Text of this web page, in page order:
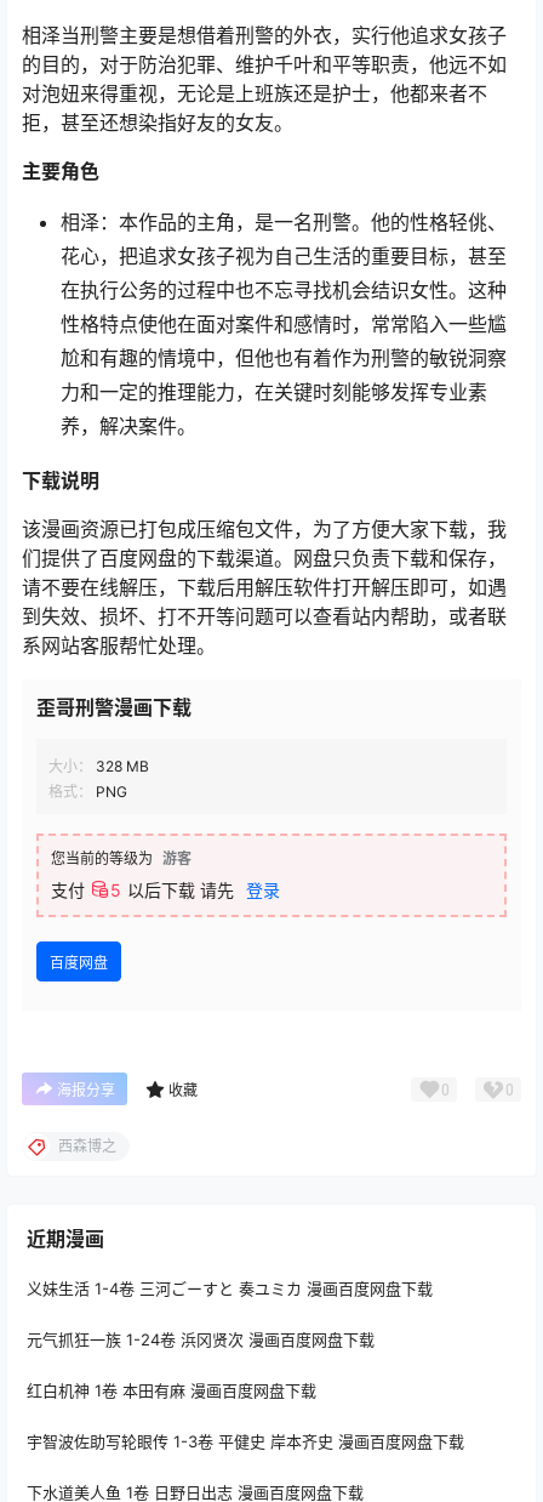
相泽当刑警主要是想借着刑警的外衣，实行他追求女孩子
的目的，对于防治犯罪、维护千叶和平等职责，他远不如
对泡妞来得重视，无论是上班族还是护士，他都来者不
拒，甚至还想染指好友的女友。
主要角色
相泽：本作品的主角，是一名刑警。他的性格轻佻、
花心，把追求女孩子视为自己生活的重要目标，甚至
在执行公务的过程中也不忘寻找机会结识女性。这种
性格特点使他在面对案件和感情时，常常陷入一些尴
尬和有趣的情境中，但他也有着作为刑警的敏锐洞察
力和一定的推理能力，在关键时刻能够发挥专业素
养，解决案件。
下载说明
该漫画资源已打包成压缩包文件，为了方便大家下载，我
们提供了百度网盘的下载渠道。网盘只负责下载和保存，
请不要在线解压，下载后用解压软件打开解压即可，如遇
到失效、损坏、打不开等问题可以查看站内帮助，或者联
系网站客服帮忙处理。
歪哥刑警漫画下载
大小：
328 MB
格式：
PNG
您当前的等级为 游客
支付 5 以后下载 请先 登录
百度网盘
海报分享 收藏 0 0
西森博之
近期漫画
义妹生活 1-4卷 三河ごーすと 奏ユミカ 漫画百度网盘下载
元气抓狂一族 1-24卷 浜冈贤次 漫画百度网盘下载
红白机神 1卷 本田有麻 漫画百度网盘下载
宇智波佐助写轮眼传 1-3卷 平健史 岸本齐史 漫画百度网盘下载
下水道美人鱼 1卷 日野日出志 漫画百度网盘下载